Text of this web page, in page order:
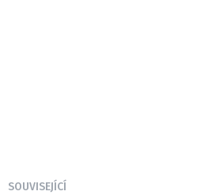
SOUVISEJÍCÍ